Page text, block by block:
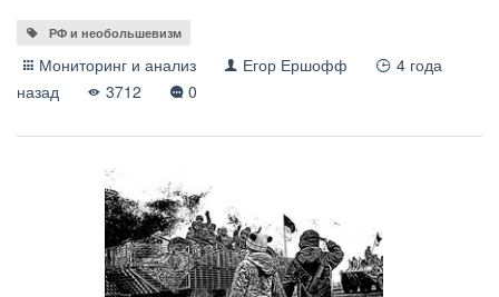
РФ и необольшевизм
Мониторинг и анализ Егор Ершофф
4 года
назад
3712 0